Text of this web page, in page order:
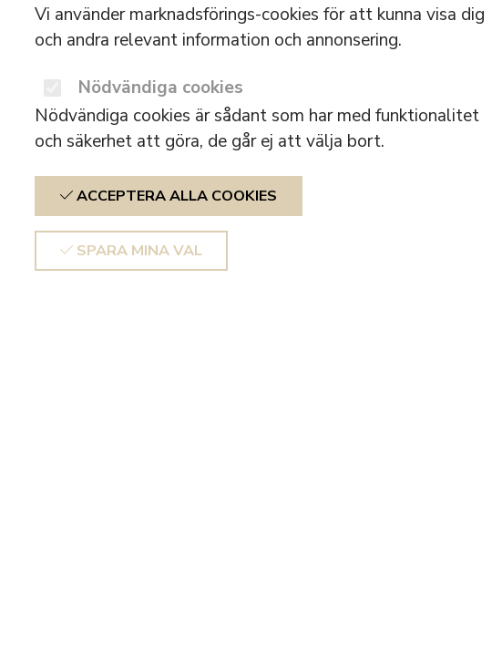
Vi använder marknadsförings-cookies för att kunna visa dig
och andra relevant information och annonsering.
Nödvändiga cookies
Nödvändiga cookies är sådant som har med funktionalitet
och säkerhet att göra, de går ej att välja bort.
ACCEPTERA ALLA COOKIES
SPARA MINA VAL